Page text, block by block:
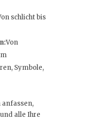
schlicht bis
Von
Symbole,
anfassen,
alle Ihre